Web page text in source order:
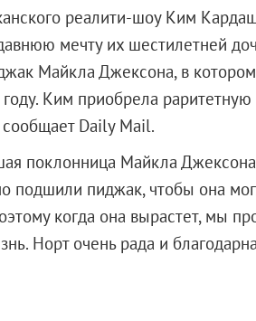
реалити-шоу Ким
мечту их шестилетней
Майкла Джексона, в
Ким приобрела
Daily Mail.
поклонница Майкла
подшили пиджак, чтобы она
когда она вырастет, мы
Норт очень рада и